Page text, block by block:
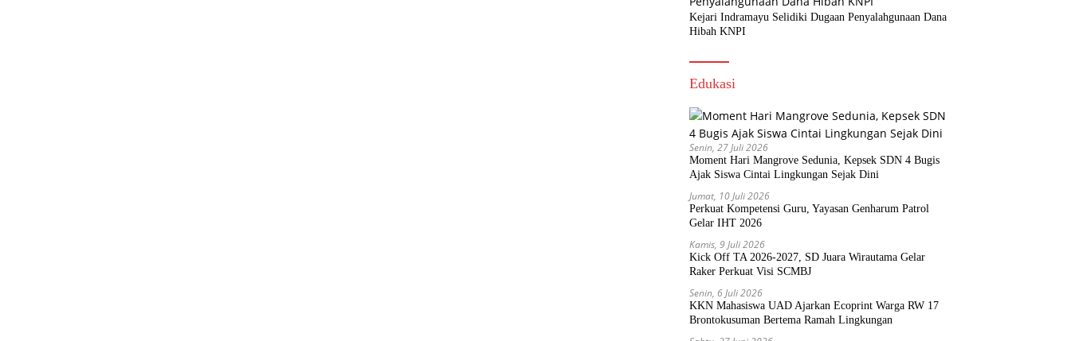
Kejari Indramayu Selidiki Dugaan Penyalahgunaan Dana
Hibah KNPI
Edukasi
Senin, 27 Juli 2026
Moment Hari Mangrove Sedunia, Kepsek SDN 4 Bugis
Ajak Siswa Cintai Lingkungan Sejak Dini
Jumat, 10 Juli 2026
Perkuat Kompetensi Guru, Yayasan Genharum Patrol
Gelar IHT 2026
Kamis, 9 Juli 2026
Kick Off TA 2026-2027, SD Juara Wirautama Gelar
Raker Perkuat Visi SCMBJ
Senin, 6 Juli 2026
KKN Mahasiswa UAD Ajarkan Ecoprint Warga RW 17
Brontokusuman Bertema Ramah Lingkungan